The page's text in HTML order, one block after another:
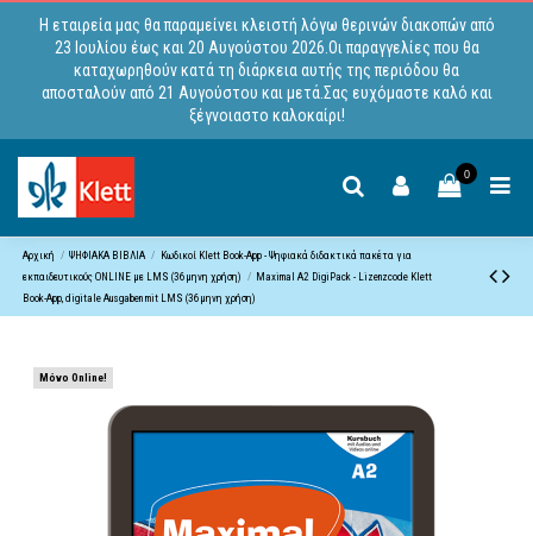
Η εταιρεία μας θα παραμείνει κλειστή λόγω θερινών διακοπών από
23 Ιουλίου έως και 20 Αυγούστου 2026.Οι παραγγελίες που θα
καταχωρηθούν κατά τη διάρκεια αυτής της περιόδου θα
αποσταλούν από 21 Αυγούστου και μετά.Σας ευχόμαστε καλό και
ξέγνοιαστο καλοκαίρι!
0
Αρχική ΨΗΦΙΑΚΑ ΒΙΒΛΙΑ
Κωδικoί Klett Book-App - Ψηφιακά διδακτικά πακέτα για
εκπαιδευτικούς ONLINE με LMS (36μηνη χρήση)
Maximal A2 DigiPack - Lizenzcode Klett
Βοοk-App, digitale Ausgaben mit LMS (36μηνη χρήση)
Μόνο Online!